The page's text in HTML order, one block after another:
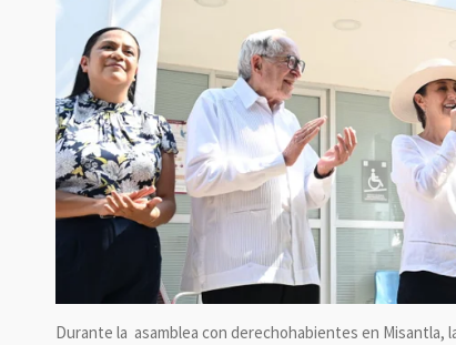
Durante la asamblea con derechohabientes en Misantla,